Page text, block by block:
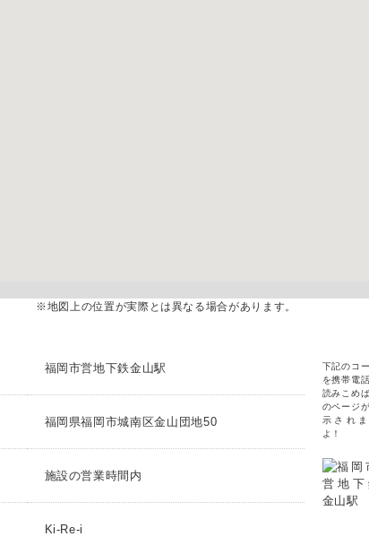
※地図上の位置が実際とは異なる場合があります。
福岡市営地下鉄金山駅
下記のコ
を携帯電
読みこめ
のページ
示され
よ！
福岡県福岡市城南区金山団地50
施設の営業時間内
Ki-Re-i